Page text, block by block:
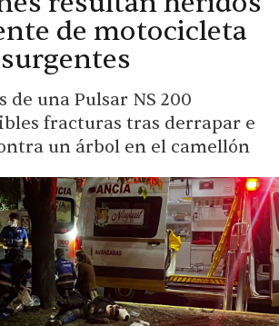
de motocicleta
de una Pulsar NS 200
fracturas tras derrapar e
un árbol en el camellón